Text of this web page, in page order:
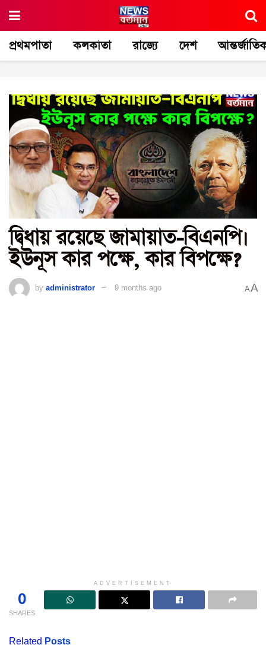
প্রথমপাতা কলকাতা রাজ্যে দেশ
দ্বিধায় রয়েছে জামায়াত-বিএনপি।
ইউনূস কার পক্ষে, কার বিপক্ষে?
by administrator 9 months ago AA
ADVERTISEMENT
0
SHARES
Related Posts